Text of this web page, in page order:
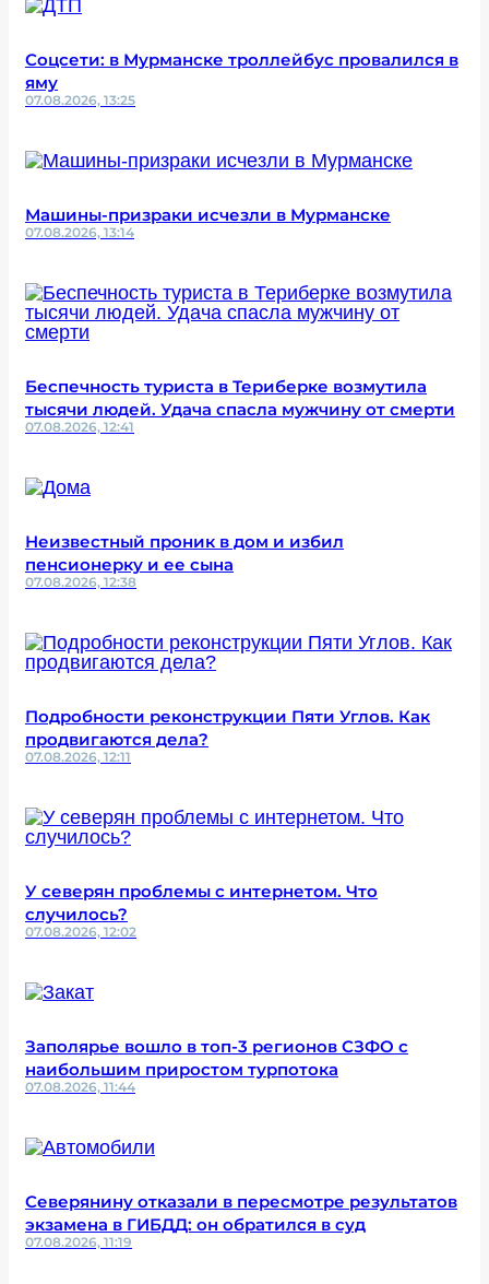
Соцсети: в Мурманске троллейбус провалился в
яму
07.08.2026, 13:25
Машины-призраки исчезли в Мурманске
07.08.2026, 13:14
Беспечность туриста в Териберке возмутила
тысячи людей. Удача спасла мужчину от смерти
07.08.2026, 12:41
Неизвестный проник в дом и избил
пенсионерку и ее сына
07.08.2026, 12:38
Подробности реконструкции Пяти Углов. Как
продвигаются дела?
07.08.2026, 12:11
У северян проблемы с интернетом. Что
случилось?
07.08.2026, 12:02
Заполярье вошло в топ-3 регионов СЗФО с
наибольшим приростом турпотока
07.08.2026, 11:44
Северянину отказали в пересмотре результатов
экзамена в ГИБДД: он обратился в суд
07.08.2026, 11:19